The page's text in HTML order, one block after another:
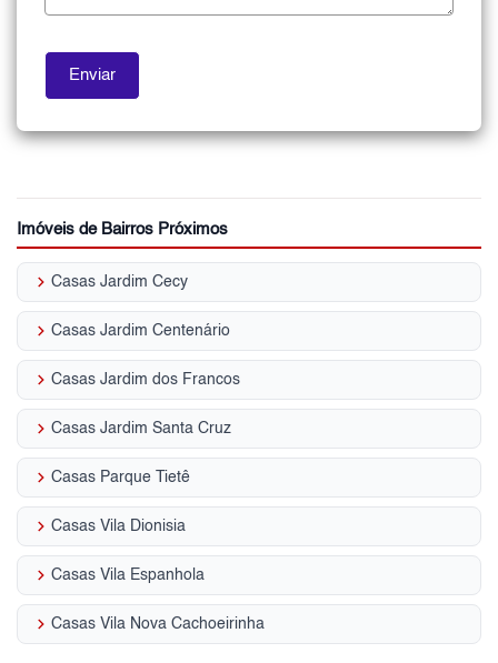
Imóveis de Bairros Próximos
keyboard_arrow_right Casas Jardim Cecy
keyboard_arrow_right Casas Jardim Centenário
keyboard_arrow_right Casas Jardim dos Francos
keyboard_arrow_right Casas Jardim Santa Cruz
keyboard_arrow_right Casas Parque Tietê
keyboard_arrow_right Casas Vila Dionisia
keyboard_arrow_right Casas Vila Espanhola
keyboard_arrow_right Casas Vila Nova Cachoeirinha